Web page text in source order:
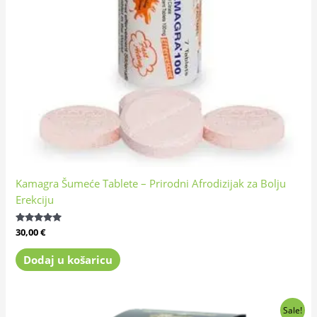
Kamagra Šumeće Tablete – Prirodni Afrodizijak za Bolju
Erekciju
Ocijenjeno
4.76
od 5
30,00€
Dodaj u košaricu
Sale!